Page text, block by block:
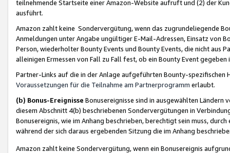
teilnehmende Startseite einer Amazon-Website aufruft und (2) der
ausführt.
Amazon zahlt keine Sondervergütung, wenn das zugrundeliegende
Anmeldungen unter Angabe ungültiger E-Mail-Adressen, Einsatz von
Person, wiederholter Bounty Events und Bounty Events, die nicht
alleinigen Ermessen von Fall zu Fall fest, ob ein Bounty Event
Partner-Links auf die in der Anlage aufgeführten Bounty-spezifischen
Voraussetzungen für die Teilnahme am Partnerprogramm erlaubt.
(b) Bonus-Ereignisse Bonusereignisse sind in ausgewählten Ländern
diesem Abschnitt 4(b) beschriebenen Sondervergütungen in
Bonusereignis, wie im Anhang beschrieben, berechtigt sein muss,
während der sich daraus ergebenden Sitzung die im Anhang
Amazon zahlt keine Sondervergütung, wenn ein Bonusereignis